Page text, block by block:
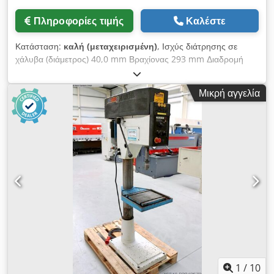
Πληροφορίες τιμής Καλέστε
Κατάσταση: καλή (μεταχειρισμένη), Ισχύς διάτρησης σε
χάλυβα (διάμετρος) 40,0 mm Βραχίονας 293 mm Διαδρομή
διάτρησης 140 mm Κώνος Morse 3 MK Επιφάνεια εργασίας:
510 x 360 mm Ταχύτητα περιστροφής 160 - 2.250 στροφές/
λεπτό Διάμετρος στήλης 115 mm Συνολική απαιτούμενη ισχύς
1,45 / 1,90 kW Βάρος 270 kg Διαστάσεις (Μ-Π-Υ) 500 x 800 x
1920 mm Εξοπλισμός: - ανθεκτική μηχανή διάτρησης με στήλη
- ομαλή ρύθμιση ταχύτητας (μέσω ιμάντα) - κινητήρας με
δυνατότητα αλλαγής κατεύθυνσης περιστροφής Csdjzl E
Uzjpfx Aguoha - ρυθμιζόμενος οδηγός βάθους διάτρησης -
επιφάνεια εργασίας με 2 αυλακώσεις σε σχήμα Τ * ρυθμιζόμενη
σε ύψος μέσω χειροκίνητης μανιβέλας - μανιτάρι κουμπί (με
ασφάλιση) για έκτακτη διακοπή - διακόπτης αλλαγής
κατεύθυνσης για δεξιά και αριστερή περιστροφή - πεντάλ για
δεξιά και αριστερή περιστροφή - εγχειρίδιο χρήσης (PDF)
Μικρή αγγελία
1 / 10